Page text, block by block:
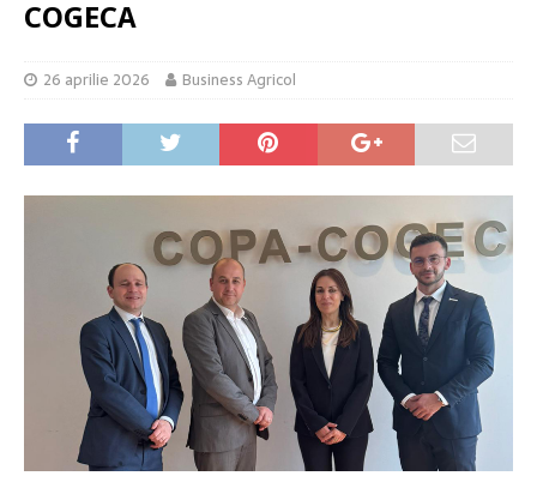
COGECA
26 aprilie 2026 Business Agricol